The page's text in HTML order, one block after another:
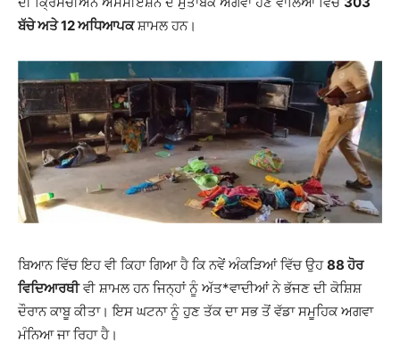
ਬੱਚੇ ਅਤੇ 12 ਅਧਿਆਪਕਸ਼ਾਮਲ ਹਨ।
ਬਿਆਨ ਵਿੱਚ ਇਹ ਵੀ ਕਿਹਾ ਗਿਆ ਹੈ ਕਿ ਨਵੇਂ ਅੰਕੜਿਆਂ ਵਿੱਚ ਉਹ88 ਹੋਰ
ਵਿਦਿਆਰਥੀਵੀ ਸ਼ਾਮਲ ਹਨ ਜਿਨ੍ਹਾਂ ਨੂੰ ਅੱਤ*ਵਾਦੀਆਂ ਨੇ ਭੱਜਣ ਦੀ ਕੋਸ਼ਿਸ਼
ਦੌਰਾਨ ਕਾਬੂ ਕੀਤਾ। ਇਸ ਘਟਨਾ ਨੂੰ ਹੁਣ ਤੱਕ ਦਾ ਸਭ ਤੋਂ ਵੱਡਾ ਸਮੂਹਿਕ ਅਗਵਾ
ਮੰਨਿਆ ਜਾ ਰਿਹਾ ਹੈ।